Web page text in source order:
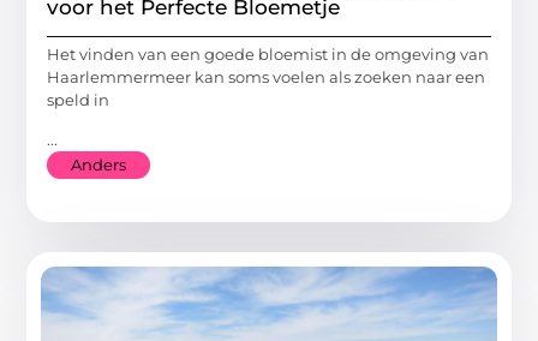
voor het Perfecte Bloemetje
Het vinden van een goede bloemist in de omgeving van
Haarlemmermeer kan soms voelen als zoeken naar een
speld in
...
Anders